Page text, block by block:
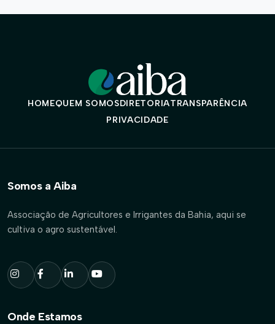
HOMEQUEM SOMOSDIRETORIATRANSPARÊNCIA
PRIVACIDADE
Somos a Aiba
Associação de Agricultores e Irrigantes da Bahia, aqui se
cultiva o agro sustentável.
Onde Estamos